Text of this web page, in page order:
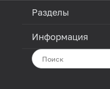
Разделы
Информация